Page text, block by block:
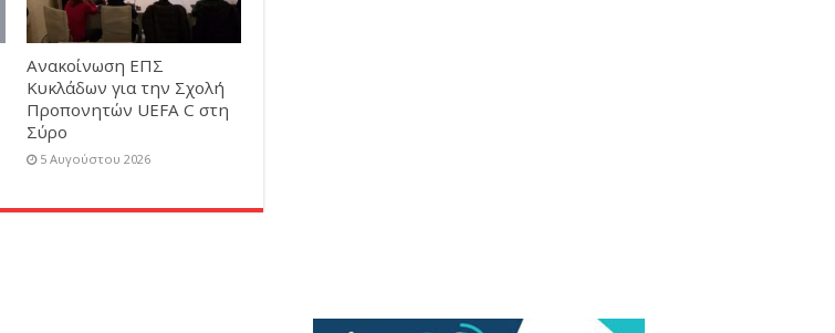
Ανακοίνωση ΕΠΣ
Κυκλάδων για την Σχολή
Προπονητών UEFA C στη
Σύρο
5 Αυγούστου 2026